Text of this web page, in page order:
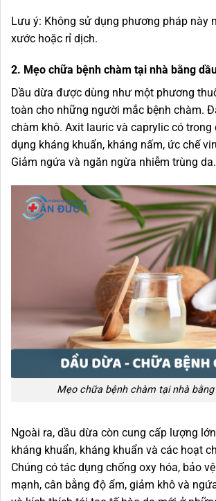
Lưu ý: Không sử dụng phương pháp này
xước hoặc rỉ dịch.
2. Mẹo chữa bệnh chàm tại nhà bằng
Dầu dừa được dùng như một phương
toàn cho những người mắc bệnh chàm.
chàm khô. Axit lauric và caprylic có trong
dụng kháng khuẩn, kháng nấm, ức chế
Giảm ngứa và ngăn ngừa nhiễm trùng da.
Mẹo chữa bệnh chàm tại nhà
Ngoài ra, dầu dừa còn cung cấp lượng
kháng khuẩn, kháng khuẩn và các hoạt
Chúng có tác dụng chống oxy hóa, bảo
mạnh, cân bằng độ ẩm, giảm khô và